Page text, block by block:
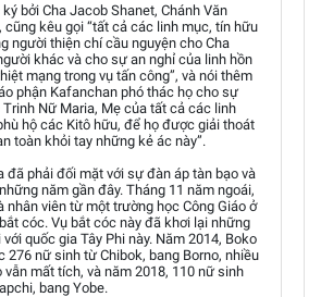
bởi Cha Jacob Shanet, Chánh Văn
cũng kêu gọi “tất cả các linh mục, tín hữu
người thiện chí cầu nguyện cho Cha
khác và cho sự an nghỉ của linh hồn
mạng trong vụ tấn công”, và nói thêm
phận Kafanchan phó thác họ cho sự
Nữ Maria, Mẹ của tất cả các linh
hộ các Kitô hữu, để họ được giải thoát
toàn khỏi tay những kẻ ác này”.
đã phải đối mặt với sự đàn áp tàn bạo và
năm gần đây. Tháng 11 năm ngoái,
nhân viên từ một trường học Công Giáo ở
cóc. Vụ bắt cóc này đã khơi lại những
quốc gia Tây Phi này. Năm 2014, Boko
276 nữ sinh từ Chibok, bang Borno, nhiều
vẫn mất tích, và năm 2018, 110 nữ sinh
bang Yobe.